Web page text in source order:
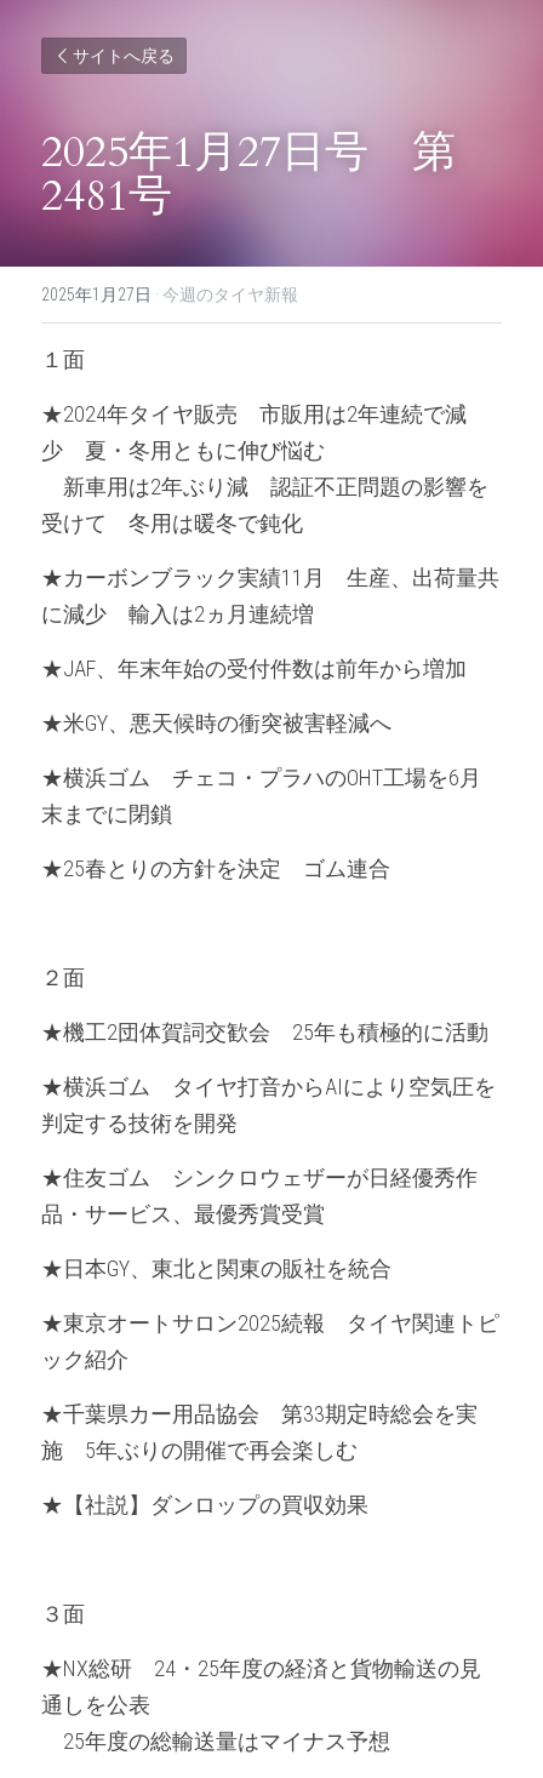
サイトへ戻る
2025年1月27日号　第
2481号
2025年1月27日 · 今週のタイヤ新報
１面
★2024年タイヤ販売　市販用は2年連続で減
少　夏・冬用ともに伸び悩む
新車用は2年ぶり減　認証不正問題の影響を
受けて　冬用は暖冬で鈍化
★カーボンブラック実績11月　生産、出荷量共
に減少　輸入は2ヵ月連続増
★JAF、年末年始の受付件数は前年から増加
★米GY、悪天候時の衝突被害軽減へ
★横浜ゴム　チェコ・プラハのOHT工場を6月
末までに閉鎖
★25春とりの方針を決定　ゴム連合
２面
★機工2団体賀詞交歓会　25年も積極的に活動
★横浜ゴム　タイヤ打音からAIにより空気圧を
判定する技術を開発
★住友ゴム　シンクロウェザーが日経優秀作
品・サービス、最優秀賞受賞
★日本GY、東北と関東の販社を統合
★東京オートサロン2025続報　タイヤ関連トピ
ック紹介
★千葉県カー用品協会　第33期定時総会を実
施　5年ぶりの開催で再会楽しむ
★【社説】ダンロップの買収効果
３面
★NX総研　24・25年度の経済と貨物輸送の見
通しを公表
25年度の総輸送量はマイナス予想